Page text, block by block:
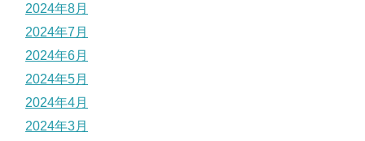
2024年8月
2024年7月
2024年6月
2024年5月
2024年4月
2024年3月